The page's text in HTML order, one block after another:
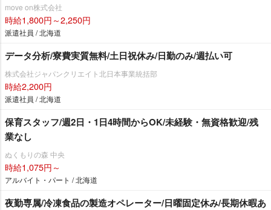
move on株式会社
時給1,800円～2,250円
派遣社員 / 北海道
データ分析/寮費実質無料/土日祝休み/日勤のみ/週払い可
株式会社ジャパンクリエイト北日本事業統括部
時給2,200円
派遣社員 / 北海道
保育スタッフ/週2日・1日4時間からOK/未経験・無資格歓迎/残
業なし
ぬくもりの森 中央
時給1,075円～
アルバイト・パート / 北海道
夜勤専属/冷凍食品の製造オペレーター/日曜固定休み/長期休暇あ